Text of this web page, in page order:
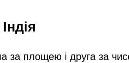
за площею і друга за